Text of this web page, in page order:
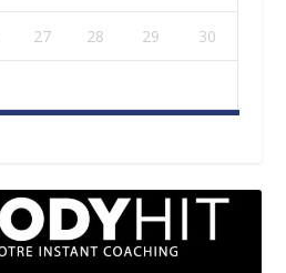
27 28 29 30